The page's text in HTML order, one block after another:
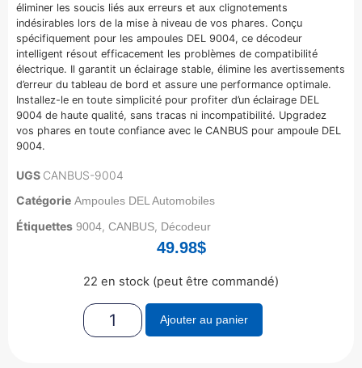
éliminer les soucis liés aux erreurs et aux clignotements
indésirables lors de la mise à niveau de vos phares. Conçu
spécifiquement pour les ampoules DEL 9004, ce décodeur
intelligent résout efficacement les problèmes de compatibilité
électrique. Il garantit un éclairage stable, élimine les avertissements
d’erreur du tableau de bord et assure une performance optimale.
Installez-le en toute simplicité pour profiter d’un éclairage DEL
9004 de haute qualité, sans tracas ni incompatibilité. Upgradez
vos phares en toute confiance avec le CANBUS pour ampoule DEL
9004.
UGS CANBUS-9004
Catégorie Ampoules DEL Automobiles
Étiquettes 9004, CANBUS, Décodeur
49.98$
22 en stock (peut être commandé)
Ajouter au panier